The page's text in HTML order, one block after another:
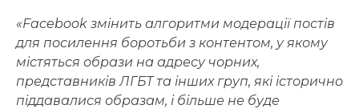
«Facebook змінить алгоритми модерації постів
для посилення боротьби з контентом, у якому
містяться образи на адресу чорних,
представників ЛГБТ та інших груп, які історично
піддавалися образам, і більше не буде